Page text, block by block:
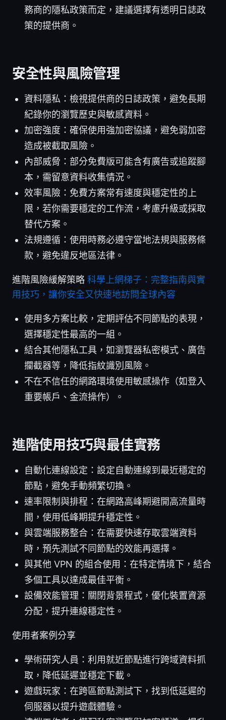
務商的隱私政策而定，建議選擇有透明日誌政
策的提供商。
安全性與風險管理
資料隱私：檢視提供商的日誌政策，避免長期
紀錄你的瀏覽歷史與敏感資料。
加密強度：確保使用強加密協議，避免弱加密
造成被截取風險。
內部威脅：部分免費版可能含有廣告或追蹤腳
本，需留意資料收集情況。
效率風險：免費方案常有速度與穩定性的上
限，若你需要穩定的工作流，考慮升級或採取
替代方案。
法規遵循：使用時務必遵守當地法規與服務條
款，避免違反地區法律。
進階風險緩解策略 科學上網梯子：完整指南與實
用技巧，讓你安全又快速地訪問全球內容
使用多方案比較，定期評估不同節點的表現，
選擇穩定性最高的一組。
結合其他隱私工具，如瀏覽器私密模式、廣告
攔截器等，降低指紋識別風險。
不在不信任的網路環境使用敏感操作（如登入
重要帳戶、金流操作）。
進階使用技巧與最佳實務
自動化連線設定：設定自動連線到最近穩定的
節點，避免手動頻繁切換。
速率限制與排程：在網路高峰期避開高流量時
間，使用低峰期提升穩定性。
與雲端服務整合：在需要快速存取雲端資料
時，預先測試不同節點的效能再選擇。
與其他 VPN 的組合使用：在特定情境下，結合
多個工具以達成最佳平衡。
設備效能管理：關閉背景程式，優化裝置資源
分配，提升連線穩定性。
使用者案例分享
學術研究人員：利用就近節點進行跨域資料抓
取，降低延遲並穩定下載。
遊戲玩家：在跨區節點測試下，找到低延遲的
伺服器以提升遊戲體驗。